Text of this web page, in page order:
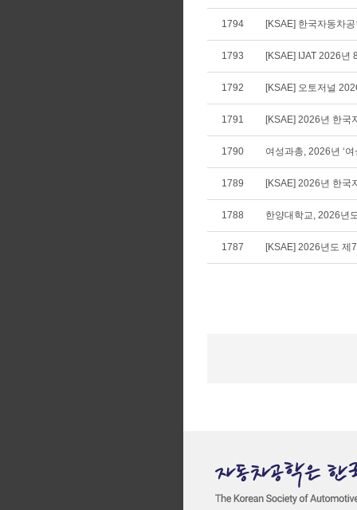
1794 [KSAE] 한국자동차
1793 [KSAE] IJAT 2026년
1792 [KSAE] 오토저널
1791 [KSAE] 2026년 한국
1790 여성과총, 2026년 ‘
1789 [KSAE] 2026년 한국
1788 한양대학교, 2026년
1787 [KSAE] 2026년도 제